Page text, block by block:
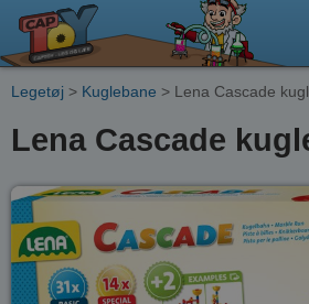
Legetøj > Kuglebane > Lena Cascade
Lena Cascade